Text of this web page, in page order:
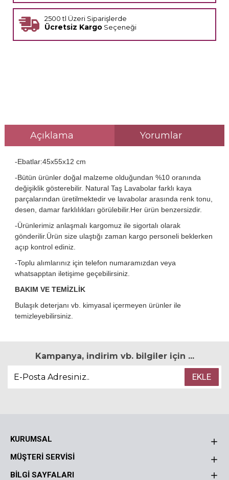
2500 tl Üzeri Siparişlerde
Ücretsiz Kargo Seçeneği
Açıklama Yorumlar
-Ebatlar:45x55x12 cm
-Bütün ürünler doğal malzeme olduğundan %10 oranında
değişiklik gösterebilir. Natural Taş Lavabolar farklı kaya
parçalarından üretilmektedir ve lavabolar arasında renk tonu,
desen, damar farklılıkları görülebilir.Her ürün benzersizdir.
-Ürünlerimiz anlaşmalı kargomuz ile sigortalı olarak
gönderilir.Ürün size ulaştığı zaman kargo personeli beklerken
açıp kontrol ediniz.
-Toplu alımlarınız için telefon numaramızdan veya
whatsapptan iletişime geçebilirsiniz.
BAKIM VE TEMİZLİK
Bulaşık deterjanı vb. kimyasal içermeyen ürünler ile
temizleyebilirsiniz.
Kampanya, indirim vb. bilgiler için ...
EKLE
KURUMSAL
MÜŞTERI SERVISI
BILGI SAYFALARI